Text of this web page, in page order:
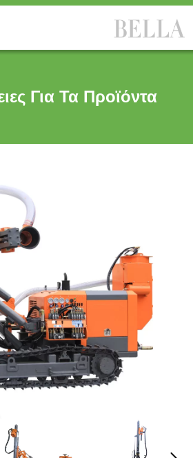
Για Τα Προϊόντα